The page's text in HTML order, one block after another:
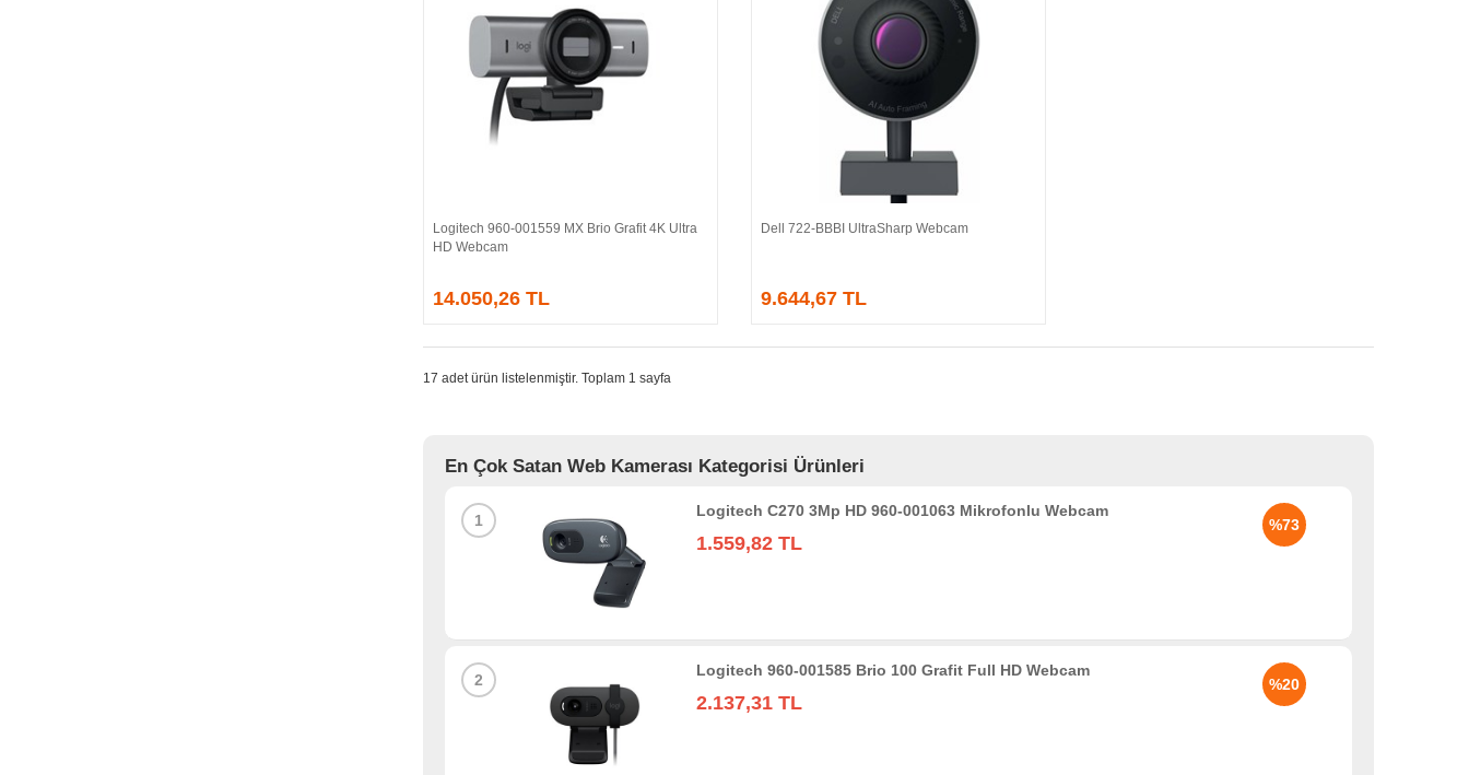
Sepete Ekle
Logitech 960-001559 MX Brio Grafit 4K Ultra
HD Webcam
14.050,26 TL
Sepete Ekle
Dell 722-BBBI UltraSharp Webcam
9.644,67 TL
17 adet ürün listelenmiştir. Toplam 1 sayfa
En Çok Satan Web Kamerası Kategorisi Ürünleri
1
Logitech C270 3Mp HD 960-001063 Mikrofonlu Webcam
1.559,82 TL
%73
2
Logitech 960-001585 Brio 100 Grafit Full HD Webcam
2.137,31 TL
%20